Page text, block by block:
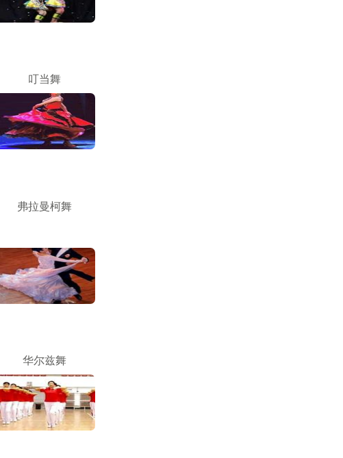
叮当舞
弗拉曼柯舞
华尔兹舞